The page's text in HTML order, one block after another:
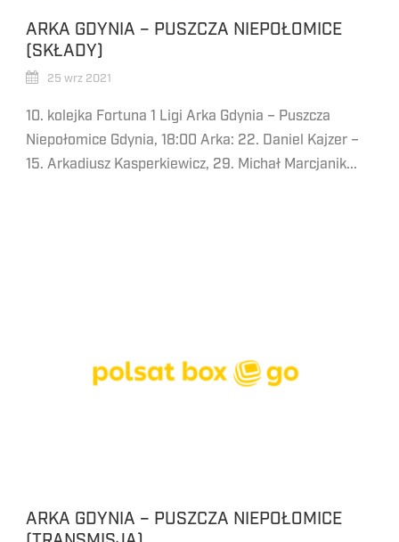
ARKA GDYNIA – PUSZCZA NIEPOŁOMICE
(SKŁADY)
25 wrz 2021
10. kolejka Fortuna 1 Ligi Arka Gdynia – Puszcza
Niepołomice Gdynia, 18:00 Arka: 22. Daniel Kajzer –
15. Arkadiusz Kasperkiewicz, 29. Michał Marcjanik...
ARKA GDYNIA – PUSZCZA NIEPOŁOMICE